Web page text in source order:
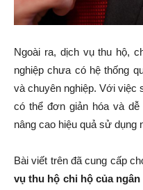
Ngoài ra, dịch vụ thu hộ,
nghiệp chưa có hệ thống
và chuyên nghiệp. Với việc
có thể đơn giản hóa và
nâng cao hiệu quả sử dụng
Bài viết trên đã cung cấp
vụ thu hộ chi hộ của ngân